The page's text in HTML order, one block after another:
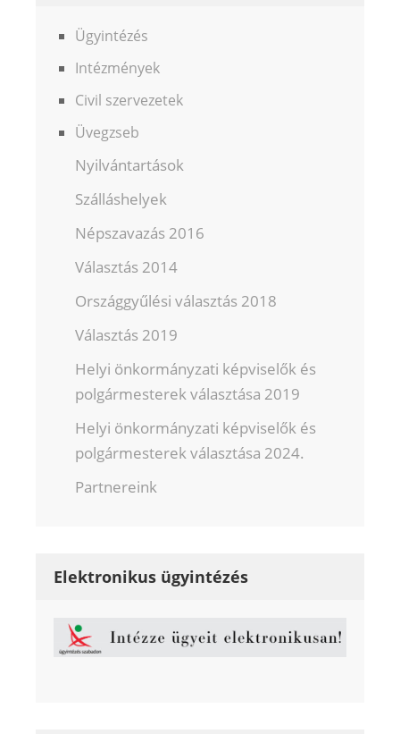
Ügyintézés
Intézmények
Civil szervezetek
Üvegzseb
Nyilvántartások
Szálláshelyek
Népszavazás 2016
Választás 2014
Országgyűlési választás 2018
Választás 2019
Helyi önkormányzati képviselők és
polgármesterek választása 2019
Helyi önkormányzati képviselők és
polgármesterek választása 2024.
Partnereink
Elektronikus ügyintézés